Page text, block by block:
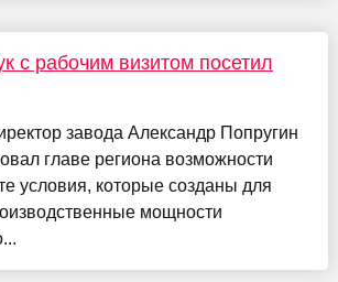
с рабочим визитом посетил
завода Александр Попругин
главе региона возможности
условия, которые созданы для
мощности